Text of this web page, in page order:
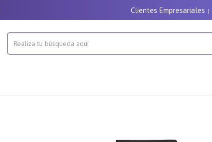
Clientes Empresariales |